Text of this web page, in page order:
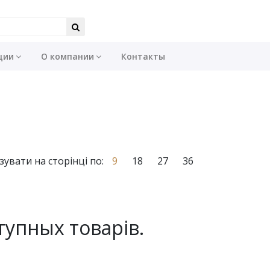
О компании Контакты
на сторінці по: 9 18 27 36
товарів.